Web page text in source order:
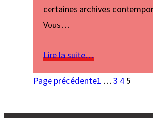
certaines archives
Vous…
Lire la suite…
Page précédente1 … 3 4 5